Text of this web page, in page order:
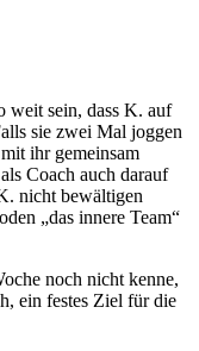
weit sein, dass K. auf
sie zwei Mal joggen
ihr gemeinsam
Coach auch darauf
nicht bewältigen
„das innere Team“
noch nicht kenne,
ein festes Ziel für die